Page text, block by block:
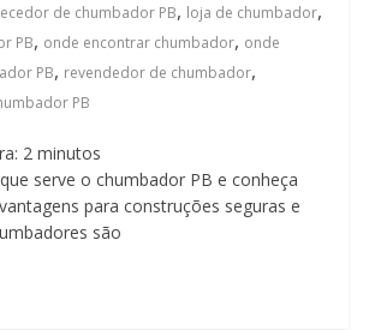
de chumbador PB, loja de chumbador,
PB, onde encontrar chumbador, onde
PB, revendedor de chumbador,
PB
2 minutos
serve o chumbador PB e conheça
para construções seguras e
são